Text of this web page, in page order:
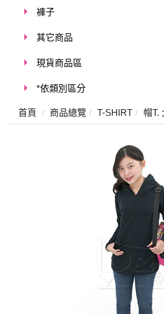
褲子
其它商品
現貨商品區
*依類別區分
首頁 商品總覽 T-SHIRT 帽T.